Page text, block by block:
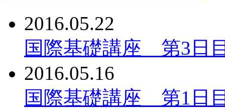
2016.05.22
国際基礎講座 第3日
2016.05.16
国際基礎講座 第1日